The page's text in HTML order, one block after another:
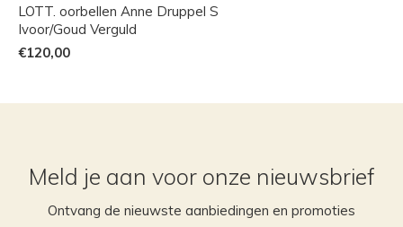
LOTT. oorbellen Anne Druppel S
Ivoor/Goud Verguld
€120,00
Meld je aan voor onze nieuwsbrief
Ontvang de nieuwste aanbiedingen en promoties